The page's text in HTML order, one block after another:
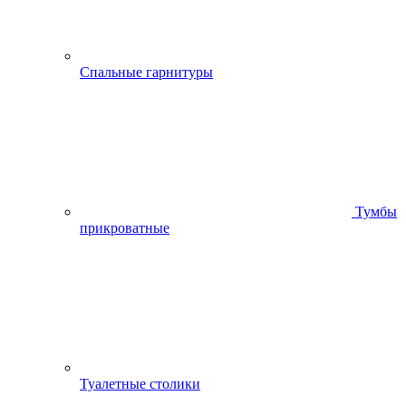
Спальные гарнитуры
Тумбы
прикроватные
Туалетные столики